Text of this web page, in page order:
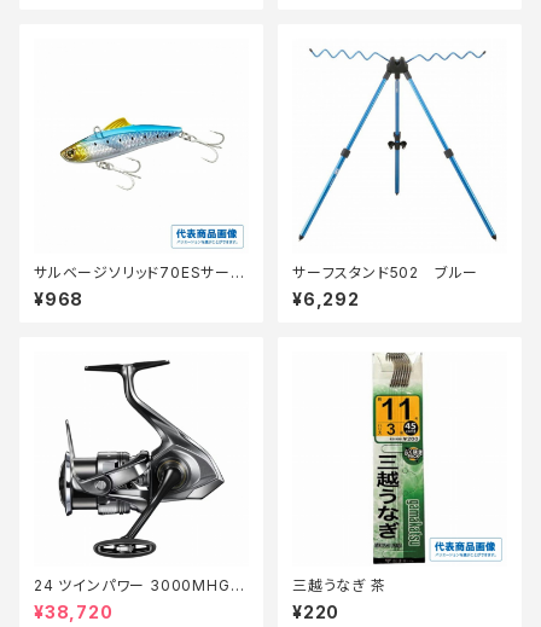
サルベージソリッド70ESサーフ
エディションXG−V70V
¥968
サーフスタンド502 ブルー
¥6,292
24 ツインパワー 3000MHG
【特価リール】【20】
¥38,720
三越うなぎ 茶
¥220